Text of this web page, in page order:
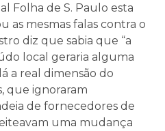
Folha de S. Paulo esta
as mesmas falas contra o
diz que sabia que “a
local geraria alguma
a real dimensão do
que ignoraram
de fornecedores de
uma mudança